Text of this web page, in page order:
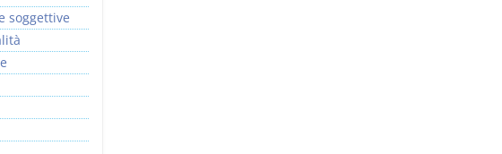
soggettive
(iva incl.)